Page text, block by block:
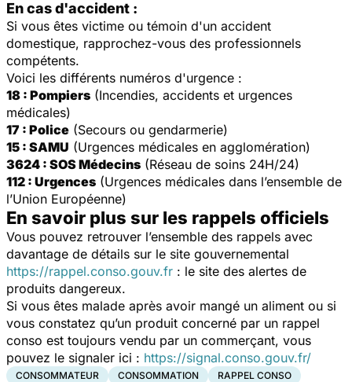
En cas d'accident :
Si vous êtes victime ou témoin d'un accident
domestique, rapprochez-vous des professionnels
compétents.
Voici les différents numéros d'urgence :
18 : Pompiers (Incendies, accidents et urgences
médicales)
17 : Police (Secours ou gendarmerie)
15 : SAMU (Urgences médicales en agglomération)
3624 : SOS Médecins (Réseau de soins 24H/24)
112 : Urgences (Urgences médicales dans l’ensemble de
l’Union Européenne)
En savoir plus sur les rappels officiels
Vous pouvez retrouver l’ensemble des rappels avec
davantage de détails sur le site gouvernemental
https://rappel.conso.gouv.fr : le site des alertes de
produits dangereux.
Si vous êtes malade après avoir mangé un aliment ou si
vous constatez qu’un produit concerné par un rappel
conso est toujours vendu par un commerçant, vous
pouvez le signaler ici : https://signal.conso.gouv.fr/
CONSOMMATEUR CONSOMMATION RAPPEL CONSO